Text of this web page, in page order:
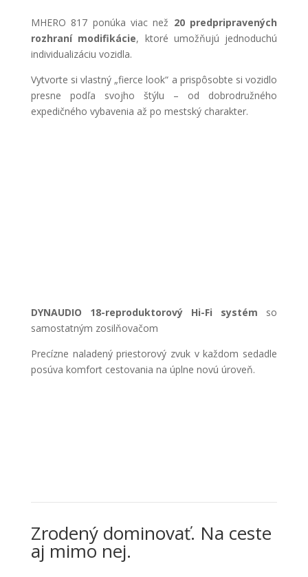
MHERO 817 ponúka viac než 20 predpripravených
rozhraní modifikácie, ktoré umožňujú jednoduchú
individualizáciu vozidla.
Vytvorte si vlastný „fierce look“ a prispôsobte si vozidlo
presne podľa svojho štýlu – od dobrodružného
expedičného vybavenia až po mestský charakter.
DYNAUDIO 18-reproduktorový Hi-Fi systém so
samostatným zosilňovačom
Precízne naladený priestorový zvuk v každom sedadle
posúva komfort cestovania na úplne novú úroveň.
Zrodený dominovať. Na ceste
aj mimo nej.